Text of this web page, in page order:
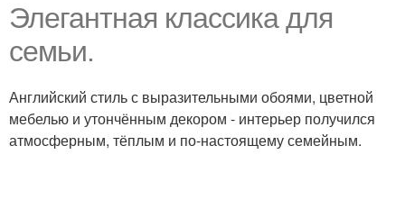
Элегантная классика для
семьи.
Английский стиль с выразительными обоями, цветной
мебелью и утончённым декором - интерьер получился
атмосферным, тёплым и по-настоящему семейным.